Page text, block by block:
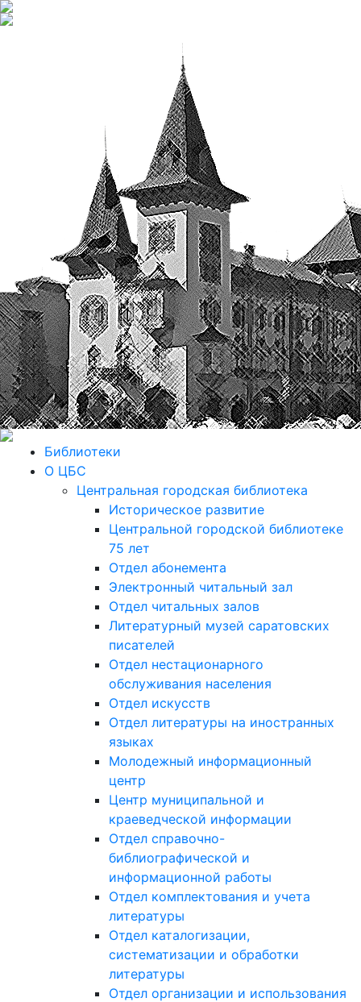
Библиотеки
О ЦБС
Центральная городская библиотека
Историческое развитие
Центральной городской библиотеке
75 лет
Отдел абонемента
Электронный читальный зал
Отдел читальных залов
Литературный музей саратовских
писателей
Отдел нестационарного
обслуживания населения
Отдел искусств
Отдел литературы на иностранных
языках
Молодежный информационный
центр
Центр муниципальной и
краеведческой информации
Отдел справочно-
библиографической и
информационной работы
Отдел комплектования и учета
литературы
Отдел каталогизации,
систематизации и обработки
литературы
Отдел организации и использования